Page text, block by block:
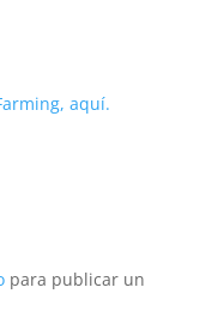
aquí.
para publicar un